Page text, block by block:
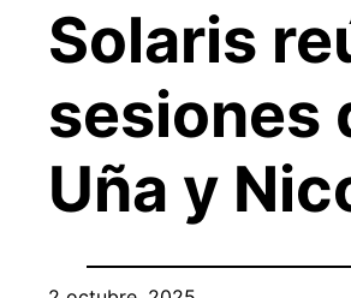
Solaris
sesiones
Uña y